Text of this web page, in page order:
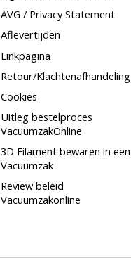
AVG / Privacy Statement
Aflevertijden
Linkpagina
Retour/Klachtenafhandeling
Cookies
Uitleg bestelproces
VacuümzakOnline
3D Filament bewaren in een
Vacuumzak
Review beleid
Vacuumzakonline